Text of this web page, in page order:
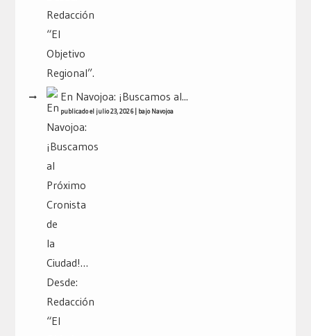
En Navojoa: ¡Buscamos al...
publicado el julio 23, 2026| bajoNavojoa